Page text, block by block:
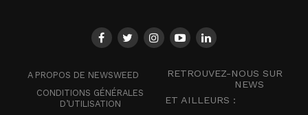
A PROPOS DE NEWSWEED
CONDITIONS GÉNÉRALES
D’UTILISATION
RETROUVEZ-NOUS SUR
NEWS
ET AILLEURS :